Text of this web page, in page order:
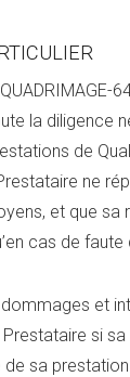
QUADRIMAGE-
la diligence
de
ne
et que sa
cas de faute
et
si
de sa